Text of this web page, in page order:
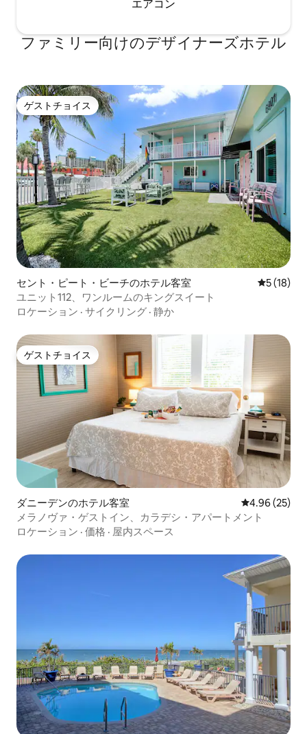
エアコン
ファミリー向⁠け⁠のデ⁠ザ⁠イ⁠ナ⁠ー⁠ズホ⁠テ⁠ル
ゲストチョイス
ゲストチョイス
セント・ピート・ビーチのホテル客室 レビュー
5 (18)
ユニット112、ワンルームのキングスイート
ロケーション · サイクリング · 静か
ゲストチョイス
ゲストチョイス
ダニーデンのホテル客室 レビュー25
4.96 (25)
メラノヴァ・ゲストイン、カラデシ・アパートメント
ロケーション · 価格 · 屋内スペース